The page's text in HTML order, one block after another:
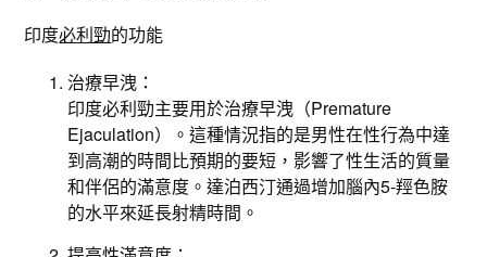
印度必利勁的功能
治療早洩：
印度必利勁主要用於治療早洩（Premature
Ejaculation）。這種情況指的是男性在性行為中達
到高潮的時間比預期的要短，影響了性生活的質量
和伴侶的滿意度。達泊西汀通過增加腦內5-羥色胺
的水平來延長射精時間。